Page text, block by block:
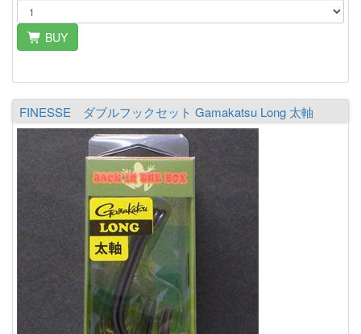
BUY
FINESSE ダブルフックセット Gamakatsu Long 太軸